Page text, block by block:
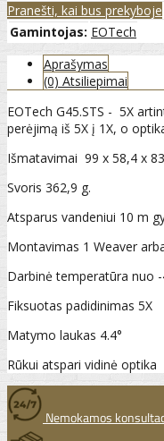
Pranešti, kai bus prekyboje
Gamintojas: EOTech
Aprašymas
(0) Atsiliepimai
EOTech G45.STS - 5X
perėjimą iš 5X į 1X, o
Išmatavimai 99 x 58,4 x
Svoris 362,9 g.
Atsparus vandeniui 10 m
Montavimas 1 Weaver
Darbinė temperatūra nuo -
Fiksuotas padidinimas 5X
Matymo laukas 4.4°
Rūkui atspari vidinė optika
Nemokamos